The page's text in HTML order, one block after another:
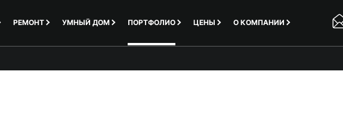
РЕМОНТ УМНЫЙ ДОМ ПОРТФОЛИО ЦЕНЫ О КОМПАНИИ